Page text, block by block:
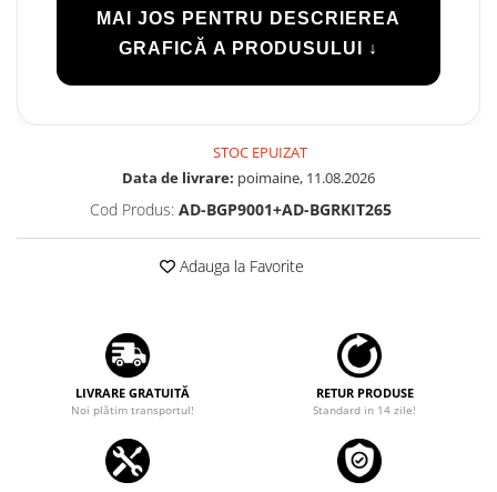
MAI JOS PENTRU DESCRIEREA
GRAFICĂ A PRODUSULUI ↓
STOC EPUIZAT
Data de livrare: poimaine, 11.08.2026
Cod Produs: AD-BGP9001+AD-BGRKIT265
Adauga la Favorite
LIVRARE GRATUITĂ
Noi plătim transportul!
RETUR PRODUSE
Standard in 14 zile!